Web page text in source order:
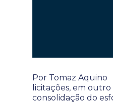
Por Tomaz Aquino
licitações, em
consolidação do